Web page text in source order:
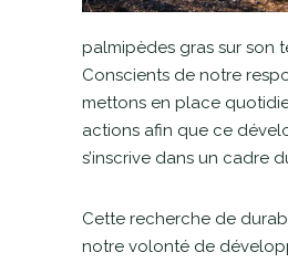
palmipèdes gras sur son
Conscients de notre
mettons en place
actions afin que ce
s’inscrive dans un cadre
Cette recherche de
notre volonté de